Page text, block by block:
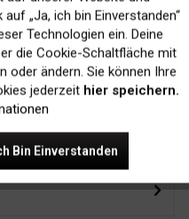
Versand innerhalb von
24H*
Inaktiv
Inaktiv
„Ja, ich bin Einverstanden“
Technologien ein. Deine
die Cookie-Schaltfläche mit
oder ändern. Sie können Ihre
jederzeit hier speichern.
Bin Einverstanden